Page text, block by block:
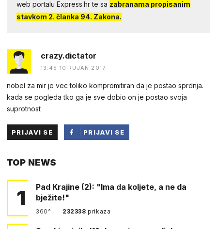
web portalu Express.hr te sa zabranama propisanim
stavkom 2. članka 94. Zakona.
crazy.dictator
13:45 10.RUJAN 2017.
nobel za mir je vec toliko kompromitiran da je postao sprdnja.
kada se pogleda tko ga je sve dobio on je postao svoja
suprotnost
PRIJAVI SE
PRIJAVI SE
TOP NEWS
1
Pad Krajine (2): "Ima da koljete, a ne da
bježite!"
360° 232338prikaza